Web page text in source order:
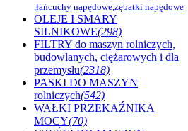
,łańcuchy napędowe,zębatki napędowe
OLEJE I SMARY
SILNIKOWE(298)
FILTRY do maszyn rolniczych,
budowlanych, ciężarowych i dla
przemysłu(2318)
PASKI DO MASZYN
rolniczych(542)
WAŁKI PRZEKAŹNIKA
MOCY(70)